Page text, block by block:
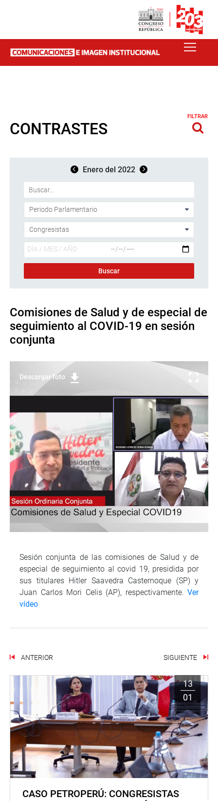
CONTRASTES
FILTRAR
Enero del 2022
Comisiones de Salud y de especial de
seguimiento al COVID-19 en sesión
conjunta
Descargar foto
Sesión conjunta de las comisiones de Salud y de
especial de seguimiento al covid 19, presidida por
sus titulares Hitler Saavedra Casternoque (SP) y
Juan Carlos Mori Celis (AP), respectivamente. Ver
vídeo
ANTERIOR SIGUIENTE
13
01
CASO PETROPERÚ: CONGRESISTAS